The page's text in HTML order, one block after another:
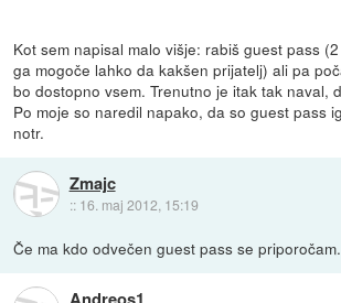
Kot sem napisal malo višje: rabiš guest pass
ga mogoče lahko da kakšen prijatelj) ali pa
bo dostopno vsem. Trenutno je itak tak naval,
Po moje so naredil napako, da so guest pass
notr.
Zmajc
:: 16. maj 2012, 15:19
Če ma kdo odvečen guest pass se